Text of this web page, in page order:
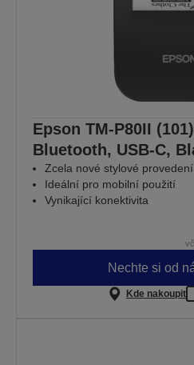
Epson TM-P80II
Bluetooth, USB-C,
Zcela nové stylové provedení
Ideální pro mobilní použití
Vynikající konektivita
Nechte si od
Kde nakoupit